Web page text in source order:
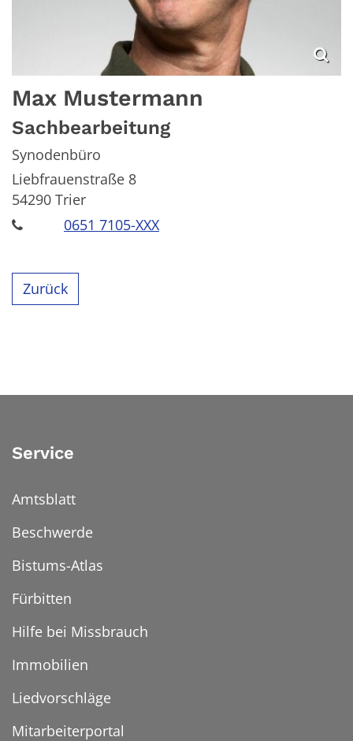
MaxMustermann
Sachbearbeitung
Synodenbüro
Liebfrauenstraße 8
54290 Trier
0651 7105-XXX
Zurück
Service
Amtsblatt
Beschwerde
Bistums-Atlas
Fürbitten
Hilfe bei Missbrauch
Immobilien
Liedvorschläge
Mitarbeiterportal